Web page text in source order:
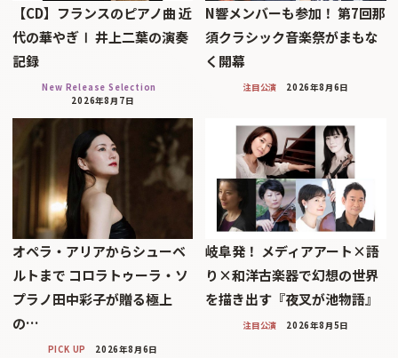
【CD】フランスのピアノ曲 近
代の華やぎⅠ 井上二葉の演奏
記録
New Release Selection
2026年8月7日
N響メンバーも参加！ 第7回那
須クラシック音楽祭がまもな
く開幕
注目公演 2026年8月6日
オペラ・アリアからシューベ
ルトまで コロラトゥーラ・ソ
プラノ田中彩子が贈る極上
の…
PICK UP 2026年8月6日
岐阜発！ メディアアート×語
り×和洋古楽器で幻想の世界
を描き出す『夜叉が池物語』
注目公演 2026年8月5日